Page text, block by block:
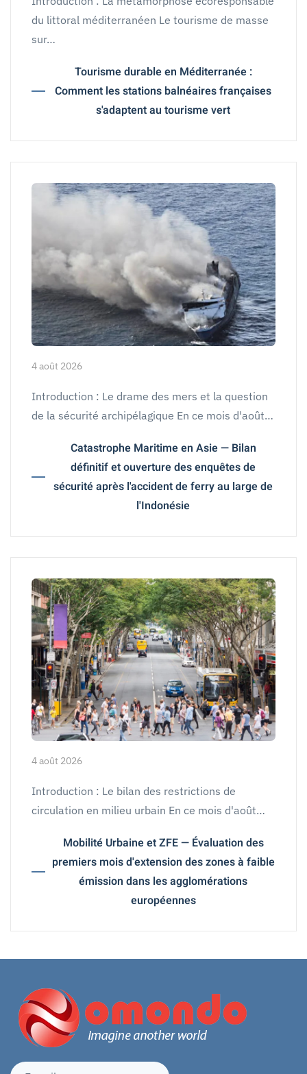
du littoral méditerranéen Le tourisme de masse
sur…
Tourisme durable en Méditerranée :
Comment les stations balnéaires françaises
s'adaptent au tourisme vert
4 août 2026
Introduction : Le drame des mers et la question
de la sécurité archipélagique En ce mois d'août…
Catastrophe Maritime en Asie — Bilan
définitif et ouverture des enquêtes de
sécurité après l'accident de ferry au large de
l'Indonésie
4 août 2026
Introduction : Le bilan des restrictions de
circulation en milieu urbain En ce mois d'août…
Mobilité Urbaine et ZFE — Évaluation des
premiers mois d'extension des zones à faible
émission dans les agglomérations
européennes